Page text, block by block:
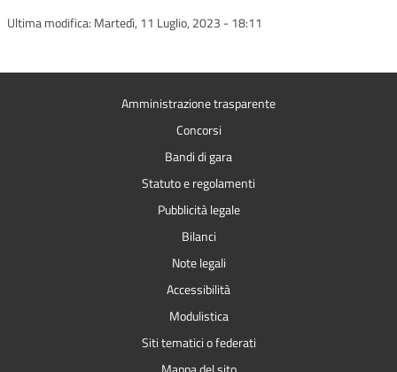
Ultima modifica: Martedì, 11 Luglio, 2023 - 18:11
Amministrazione trasparente
Concorsi
Bandi di gara
Statuto e regolamenti
Pubblicità legale
Bilanci
Note legali
Accessibilità
Modulistica
Siti tematici o federati